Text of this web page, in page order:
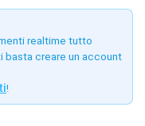
realtime tutto
basta creare un account
!